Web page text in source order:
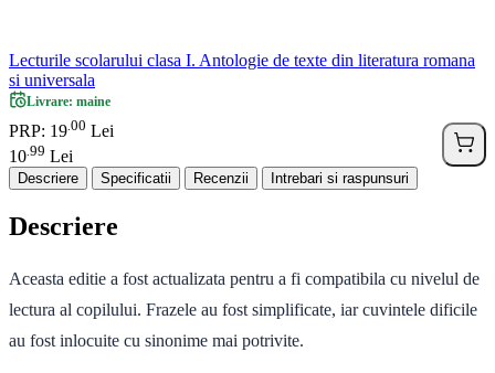
Lecturile scolarului clasa I. Antologie de texte din literatura romana
si universala
Livrare: maine
PRP: 19 00 Lei
10 99 Lei
Descriere Specificatii Recenzii Intrebari si raspunsuri
Descriere
Aceasta editie a fost actualizata pentru a fi compatibila cu nivelul de
lectura al copilului. Frazele au fost simplificate, iar cuvintele dificile
au fost inlocuite cu sinonime mai potrivite.